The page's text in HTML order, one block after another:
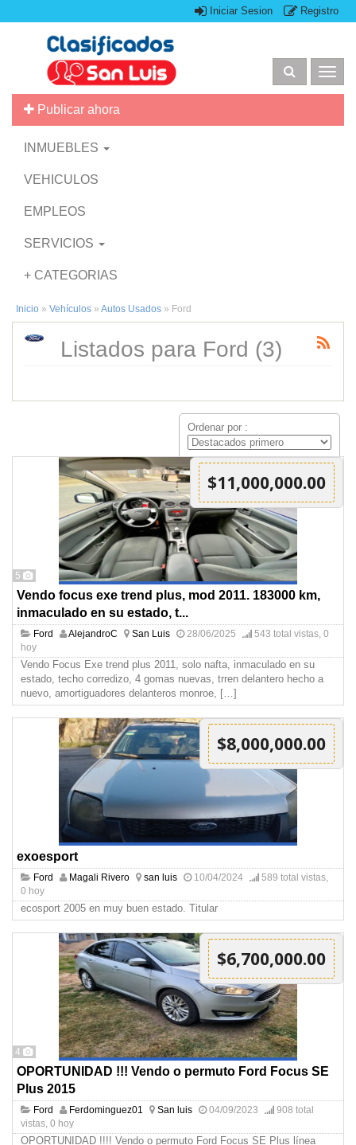
Iniciar Sesion Registro
Publicar ahora
INMUEBLES
VEHICULOS
EMPLEOS
SERVICIOS
+ CATEGORIAS
Inicio » Vehículos » Autos Usados » Ford
Listados para Ford (3)
Ordenar por :
5
$11,000,000.00
Vendo focus exe trend plus, mod 2011. 183000 km,
inmaculado en su estado, t...
Ford AlejandroC San Luis 28/06/2025
543 total vistas, 0
hoy
Vendo Focus Exe trend plus 2011, solo nafta, inmaculado en su
estado, techo corredizo, 4 gomas nuevas, trren delantero hecho a
nuevo, amortiguadores delanteros monroe, […]
$8,000,000.00
exoesport
Ford Magali Rivero san luis 10/04/2024
589 total vistas,
0 hoy
ecosport 2005 en muy buen estado. Titular
4
$6,700,000.00
OPORTUNIDAD !!! Vendo o permuto Ford Focus SE
Plus 2015
Ford Ferdominguez01 San luis 04/09/2023
908 total
vistas, 0 hoy
OPORTUNIDAD !!!! Vendo o permuto Ford Focus SE Plus línea